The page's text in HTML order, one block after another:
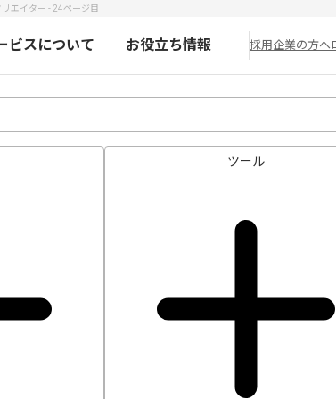
エイター - 24ページ目
ビスについて お役立ち情報 採用企業の方へ
ツール